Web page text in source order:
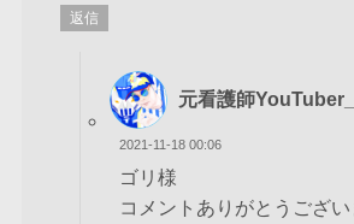
返信
元看護師
2021-11-18 00:06
ゴリ様
コメントありがとうござい